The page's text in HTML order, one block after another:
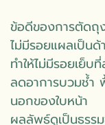
ข้อดีของการตัดถุ
ไม่มีรอยแผลเป็น
ทำให้ไม่มีรอยเย็บ
ลดอาการบวมช้ำ
นอกของใบหน้า
ผลลัพธ์ดูเป็นธรร